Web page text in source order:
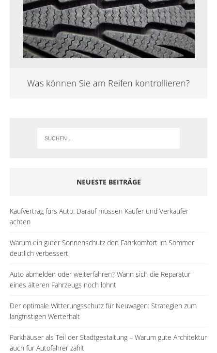
Was können Sie am Reifen kontrollieren?
NEUESTE BEITRÄGE
Kaufvertrag fürs Auto: Darauf müssen Käufer und Verkäufer
achten
Warum ein guter Sonnenschutz den Fahrkomfort im Sommer
deutlich verbessert
Auto abmelden oder weiterfahren? Wann sich die Reparatur
eines älteren Fahrzeugs noch lohnt
Der optimale Witterungsschutz für Neuwagen: Strategien zum
langfristigen Werterhalt
Parkhäuser als Teil der Stadtgestaltung – Warum gute Architektur
auch für Autofahrer zählt